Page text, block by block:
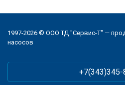
1997-2026 © ООО ТД "Сервис-Т" —
насосов